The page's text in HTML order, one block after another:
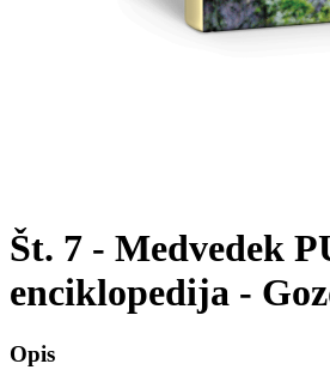
Št. 7 - Medvedek
enciklopedija -
Opis